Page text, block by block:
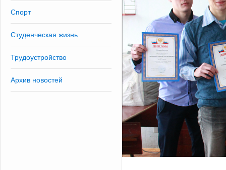
Спорт
Студенческая жизнь
Трудоустройство
Архив новостей